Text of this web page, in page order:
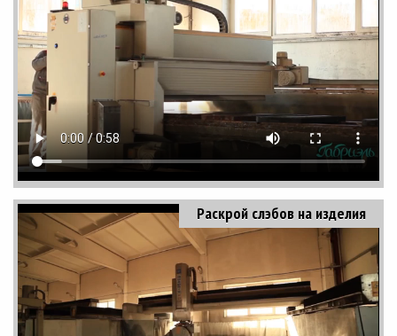
Раскрой слэбов на изделия